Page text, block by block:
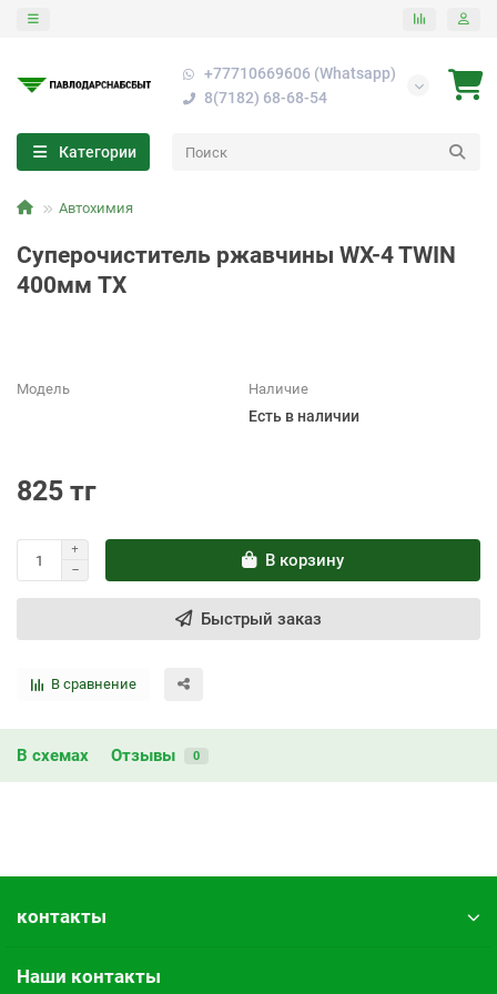
+77710669606 (Whatsapp)
8(7182) 68-68-54
Категории
Aвтохимия
Суперочиститель ржавчины WX-4 TWIN
400мм TX
Модель Наличие
Есть в наличии
825 тг
В корзину
Быстрый заказ
В сравнение
В схемах Отзывы 0
контакты
Наши контакты